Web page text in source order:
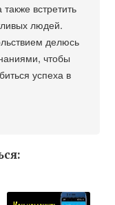
встретить
людей.
делюсь
чтобы
успеха в